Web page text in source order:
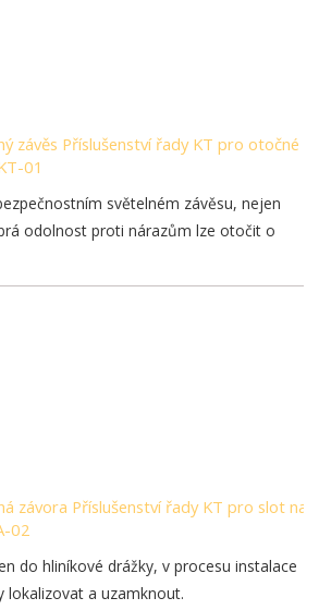
závěs Příslušenství řady KT pro otočné
01
světelném závěsu, nejen
odolnost proti nárazům lze otočit o
závora Příslušenství řady KT pro slot na
02
do hliníkové drážky, v procesu instalace
lokalizovat a uzamknout.